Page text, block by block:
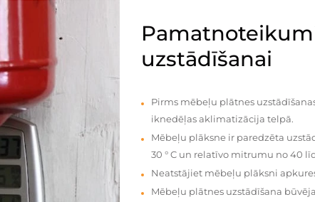
uzstādīšanai
Pirms mēbeļu plātnes
iknedēļas aklimatizācija telpā.
Mēbeļu plāksne ir paredzēta
30 ° C un relatīvo mitrumu no 40
Neatstājiet mēbeļu plāksni
Mēbeļu plātnes uzstādīšana